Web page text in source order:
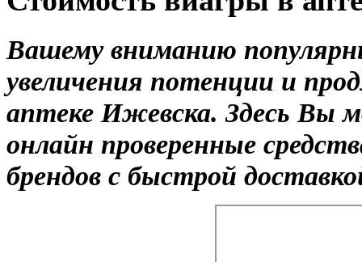
Вашему вниманию
увеличения потенции и
аптеке Ижевска. Здесь Вы
онлайн проверенные
брендов с быстрой